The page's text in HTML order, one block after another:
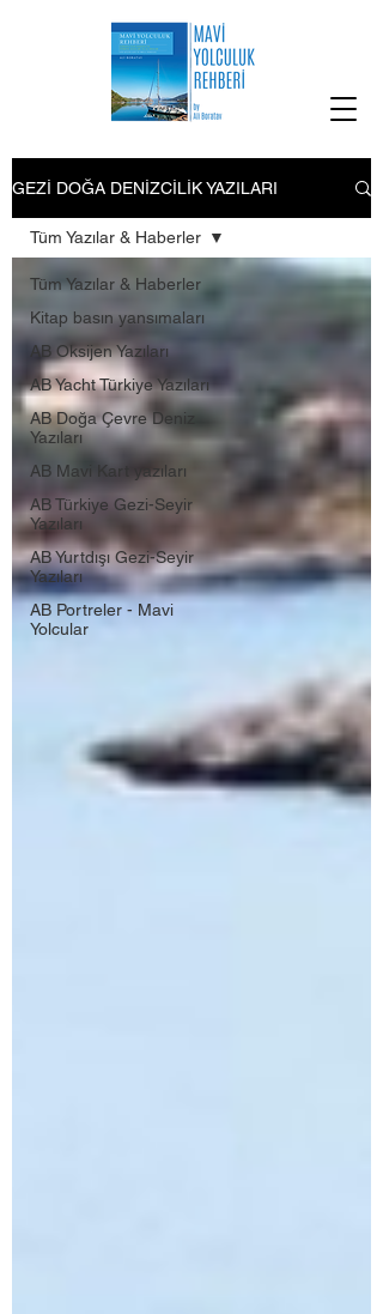
GEZİ DOĞA DENİZCİLİK YAZILARI
Tüm Yazılar & Haberler
Kitap basın yansımaları
AB Oksijen Yazıları
AB Yacht Türkiye Yazıları
AB Doğa Çevre Deniz
Yazıları
AB Mavi Kart yazıları
AB Türkiye Gezi-Seyir
Yazıları
AB Yurtdışı Gezi-Seyir
Yazıları
AB Portreler - Mavi
Yolcular
Tüm Yazılar & Haberler